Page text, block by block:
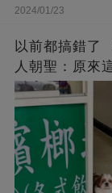
2024/01/23
以前都搞錯了
人朝聖：原來